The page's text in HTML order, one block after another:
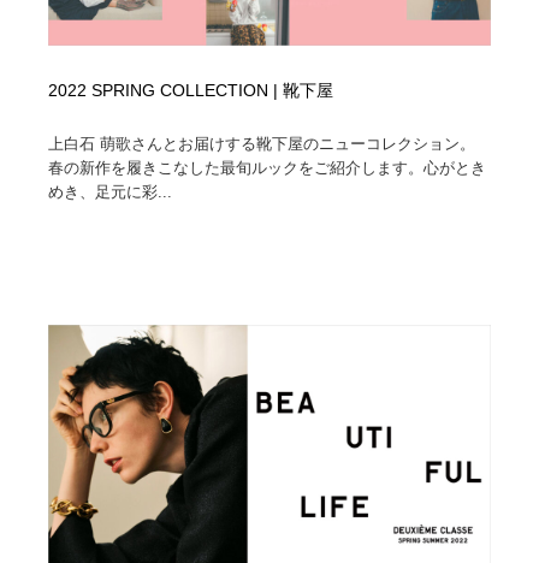
2022 SPRING COLLECTION | 靴下屋
上白石 萌歌さんとお届けする靴下屋のニューコレクション。
春の新作を履きこなした最旬ルックをご紹介します。心がとき
めき、足元に彩...